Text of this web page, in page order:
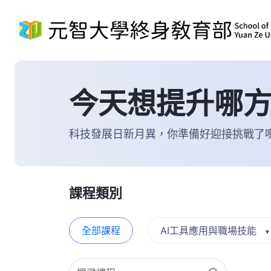
今天想提升哪
科技發展日新月異，你準備好迎接挑戰
課程類別
全部課程 AI工具應用與職場技能 ▼